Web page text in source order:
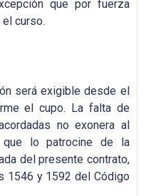
que por fuerza
curso.
será exigible desde el
el cupo. La falta de
no exonera al
lo patrocine de la
del presente contrato,
1546 y 1592 del Código